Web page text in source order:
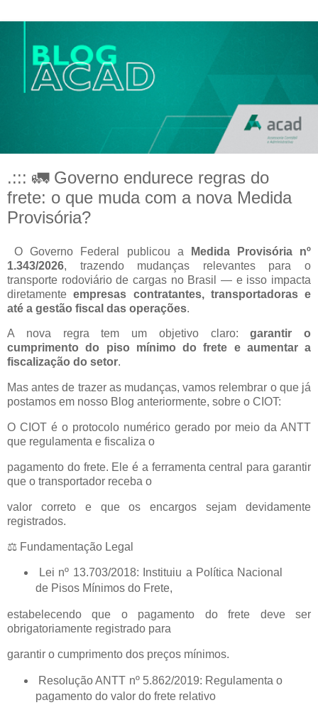
.::: 🚛 Governo endurece regras do
frete: o que muda com a nova Medida
Provisória?
O Governo Federal publicou a
Medida Provisória nº
1.343/2026, trazendo mudanças relevantes para o
transporte rodoviário de cargas no Brasil — e isso impacta
diretamenteempresas contratantes, transportadoras e
até a gestão fiscal das operações.
A nova regra tem um objetivo claro:garantir o
cumprimento do piso mínimo do frete e aumentar a
fiscalização do setor.
Mas antes de trazer as mudanças, vamos relembrar o que já
postamos em nosso Blog anteriormente, sobre o CIOT:
O CIOT é o protocolo numérico gerado por meio da ANTT
que regulamenta e fiscaliza o
pagamento do frete. Ele é a ferramenta central para garantir
que o transportador receba o
valor correto e que os encargos sejam devidamente
registrados.
⚖️ Fundamentação Legal
Lei nº 13.703/2018: Instituiu a Política Nacional
de Pisos Mínimos do Frete,
estabelecendo que o pagamento do frete deve ser
obrigatoriamente registrado para
garantir o cumprimento dos preços mínimos.
Resolução ANTT nº 5.862/2019: Regulamenta o
pagamento do valor do frete relativo